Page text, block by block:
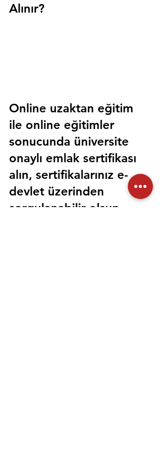
Alınır?
Online uzaktan eğitim
ile online eğitimler
sonucunda üniversite
onaylı emlak sertifikası
alın, sertifikalarınız e-
devlet üzerinden
sorgulanabilir olsun.